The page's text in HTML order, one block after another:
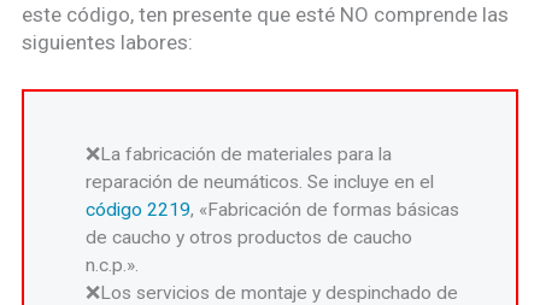
este código, ten presente que esté NO comprende las
siguientes labores:
La fabricación de materiales para la
reparación de neumáticos. Se incluye en el
código 2219, «Fabricación de formas básicas
de caucho y otros productos de caucho
n.c.p.».
Los servicios de montaje y despinchado de